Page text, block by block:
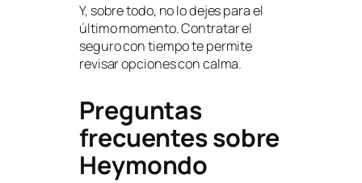
Y, sobre todo, no lo dejes para el
último momento. Contratar el
seguro con tiempo te permite
revisar opciones con calma.
Preguntas
frecuentes sobre
Heymondo